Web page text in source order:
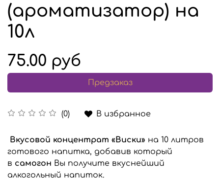
(ароматизатор) на
10л
(0) В избранное
75.00 руб
Предзаказ
Вкусовой концентрат «Виски» на 10 литров
готового напитка, добавив который
в самогон Вы получите вкуснейший
алкогольный напиток.